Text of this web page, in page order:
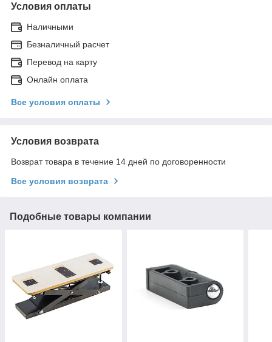
Условия оплаты
Наличными
Безналичный расчет
Перевод на карту
Онлайн оплата
Все условия оплаты
Условия возврата
Возврат товара в течение 14 дней по договоренности
Все условия возврата
Подобные товары компании